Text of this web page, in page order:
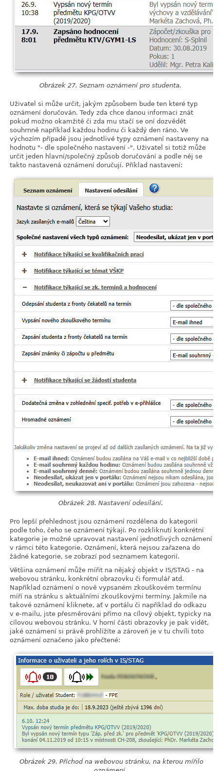
Obrázek 27. Seznam oznámení pro studenta.
Uživatel si může určit, jakým způsobem bude ten které typ
oznámení doručován. Tedy zda chce danou informaci znát
pokud možno okamžitě či zda mu stačí se oní dozvědět
souhrnně například každou hodinu či každý den ráno. Ve
výchozím případě jsou jednotlivé typy oznámení nastaveny na
hodnotu "- dle společného nastavení -". Uživatel si totiž může
určit jeden hlavní/společný způsob doručování a podle něj se
takto nastavená oznámení doručují. Příklad nastavení:
Obrázek 28. Nastavení odesílání.
Pro lepší přehlednost jsou oznámení rozdělena do kategorií
podle toho, čeho se oznámení týkají. Po rozkliknutí konkrétní
kategorie je možné upravovat nastavení jednotlivých oznámení
v rámci této kategorie. Oznámení, která nejsou zařazena do
žádné kategorie, se zobrazí pod seznamem kategorií.
Většina oznámení může mířit na nějaký objekt v IS/STAG - na
webovou stránku, konkrétní obrazovku či formulář atd.
Například oznámení o nově vypsaném zkouškovém termínu
míří na stránku s aktuálními zkouškovými termíny. Jakmile na
takové oznámení kliknete, ať v portálu či například do odkazu
v e-mailu, jste přesměrováni přímo na cílový objekt, typicky na
cílovou webovou stránku. V horní části obrazovky je pak vidět,
jaké oznámení si právě prohlížíte a zároveň je v tu chvíli toto
oznámení označeno jako přečtené:
Obrázek 29. Příchod na webovou stránku, na kterou mířilo